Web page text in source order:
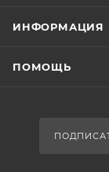
ИНФОРМАЦИЯ
ПОМОЩЬ